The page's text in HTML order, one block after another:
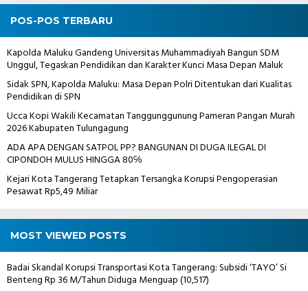
POS-POS TERBARU
Kapolda Maluku Gandeng Universitas Muhammadiyah Bangun SDM
Unggul, Tegaskan Pendidikan dan Karakter Kunci Masa Depan Maluk
Sidak SPN, Kapolda Maluku: Masa Depan Polri Ditentukan dari Kualitas
Pendidikan di SPN
Ucca Kopi Wakili Kecamatan Tanggunggunung Pameran Pangan Murah
2026 Kabupaten Tulungagung
ADA APA DENGAN SATPOL PP? BANGUNAN DI DUGA ILEGAL DI
CIPONDOH MULUS HINGGA 80℅
Kejari Kota Tangerang Tetapkan Tersangka Korupsi Pengoperasian
Pesawat Rp5,49 Miliar
MOST VIEWED POSTS
Badai Skandal Korupsi Transportasi Kota Tangerang: Subsidi ‘TAYO’ Si
Benteng Rp 36 M/Tahun Diduga Menguap(10,517)